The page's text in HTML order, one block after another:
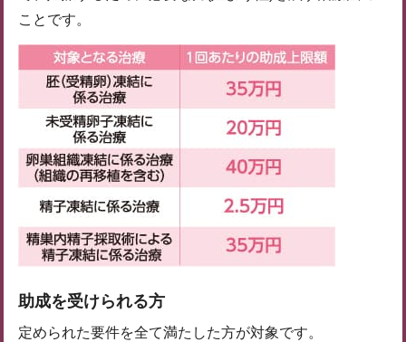
ことです。
助成を受けられる方
定められた要件を全て満たした方が対象です。